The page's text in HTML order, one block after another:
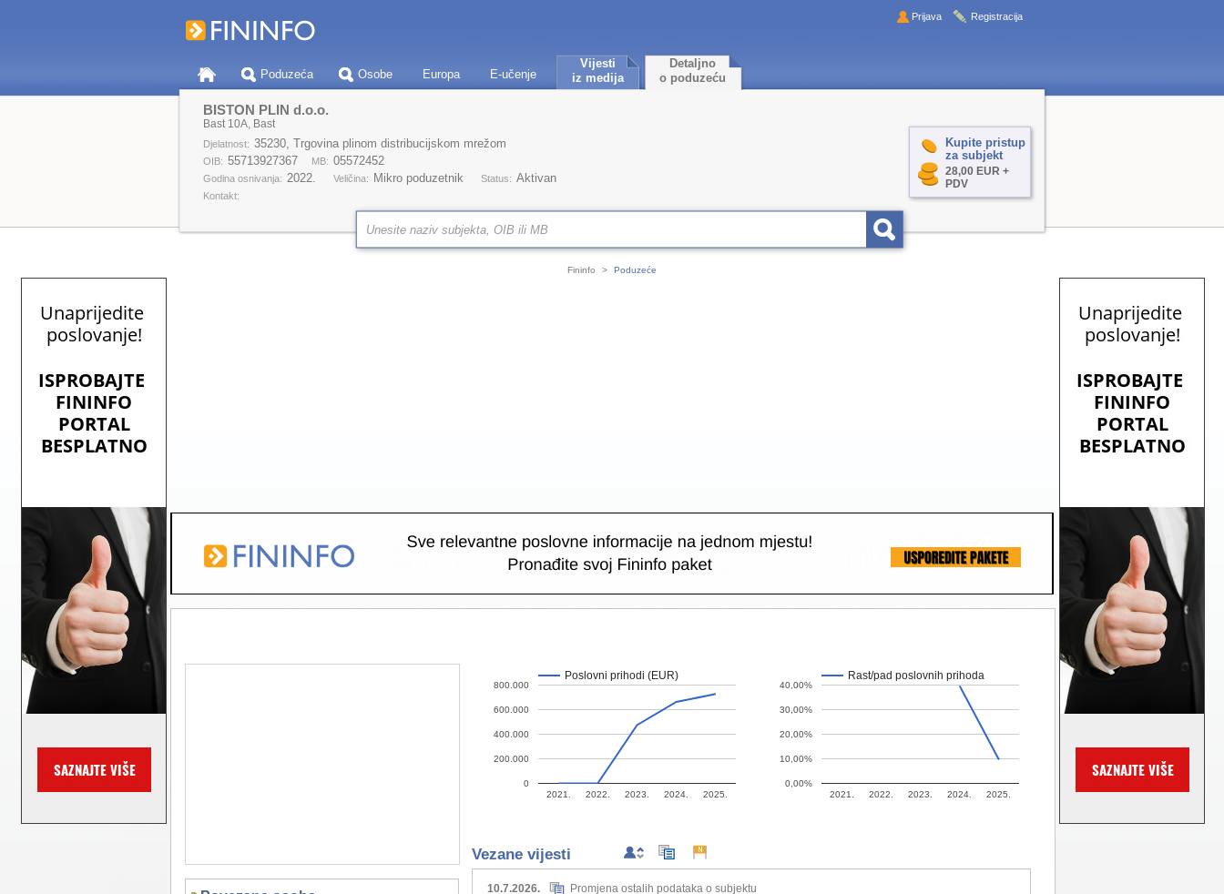
Poduzeća Osobe Europa E-učenje
Vijesti
iz medija
Detaljno
o poduzeću
Prijava Registracija
Kupite pristup
za subjekt
28,00 EUR +
PDV
BISTON PLIN d.o.o.
Bast 10A, Bast
Djelatnost: 35230, Trgovina plinom distribucijskom mrežom
OIB: 55713927367 MB: 05572452
Godina osnivanja: 2022. Veličina: Mikro poduzetnik Status: Aktivan
Kontakt:
Fininfo > Poduzeće
Poslovni prihodi (EUR)
2021. 2022. 2023. 2024. 2025.
0
200.000
400.000
600.000
800.000
Rast/pad poslovnih prihoda
2021. 2022. 2023. 2024. 2025.
0,00%
10,00%
20,00%
30,00%
40,00%
Vezane vijesti
10.7.2026. Promjena ostalih podataka o subjektu